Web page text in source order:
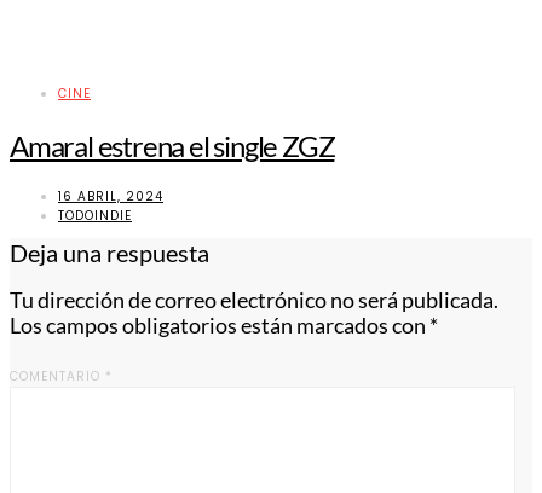
CINE
Amaral estrena el single ZGZ
16 ABRIL, 2024
TODOINDIE
Deja una respuesta
Tu dirección de correo electrónico no será publicada.
Los campos obligatorios están marcados con *
COMENTARIO *